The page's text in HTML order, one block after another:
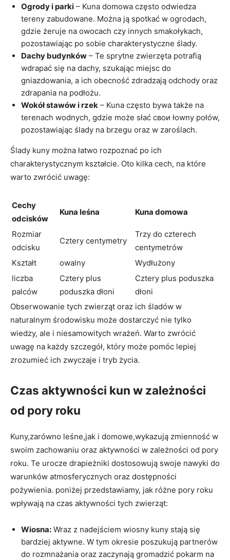
Ogrody i parki – Kuna domowa często odwiedza
tereny zabudowane. Można ją spotkać w ogrodach,
gdzie żeruje na owocach czy innych smakołykach,
pozostawiając po sobie charakterystyczne ślady.
Dachy budynków – Te sprytne zwierzęta potrafią
wdrapać się na dachy, szukając miejsc do
gniazdowania, a ich obecność zdradzają odchody oraz
zdrapania na podłożu.
Wokół stawów i rzek – Kuna często bywa także na
terenach wodnych, gdzie może słać свои łowny połów,
pozostawiając ślady na brzegu oraz w zaroślach.
Ślady kuny można łatwo rozpoznać po ich
charakterystycznym kształcie. Oto kilka cech, na które
warto zwrócić uwagę:
Cechy
odcisków
Kuna leśna Kuna domowa
Rozmiar
odcisku
Cztery centymetry
Trzy do czterech
centymetrów
Kształt
owalny
Wydłużony
liczba
palców
Cztery plus
poduszka dłoni
Cztery plus poduszka
dłoni
Obserwowanie tych zwierząt oraz ich śladów w
naturalnym środowisku może dostarczyć nie tylko
wiedzy, ale i niesamowitych wrażeń. Warto zwrócić
uwagę na każdy szczegół, który może pomóc lepiej
zrozumieć ich zwyczaje i tryb życia.
Czas aktywności kun w zależności
od pory roku
Kuny,zarówno leśne,jak i domowe,wykazują zmienność w
swoim zachowaniu oraz aktywności w zależności od pory
roku. Te urocze drapieżniki dostosowują swoje nawyki do
warunków atmosferycznych oraz dostępności
pożywienia. poniżej przedstawiamy, jak różne pory roku
wpływają na czas aktywności tych zwierząt:
Wiosna: Wraz z nadejściem wiosny kuny stają się
bardziej aktywne. W tym okresie poszukują partnerów
do rozmnażania oraz zaczynają gromadzić pokarm na